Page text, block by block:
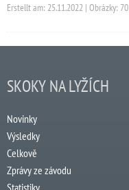
Erstellt am: 25.11.2022 | Obrázky: 70
SKOKY NA LYŽÍCH
Novinky
Výsledky
Celkově
Zprávy ze závodu